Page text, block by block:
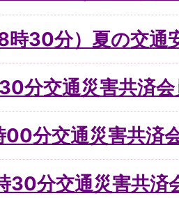
8時30分）夏の交通
分交通災害共済
00分交通災害共済
30分交通災害共済